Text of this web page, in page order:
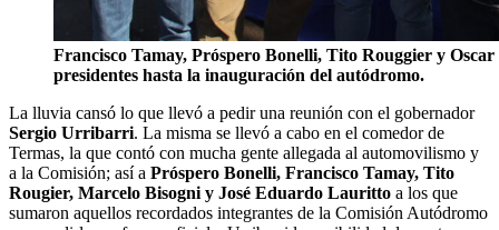
Francisco Tamay, Próspero Bonelli, Tito Rouggier y
presidentes hasta la inauguración del autódromo.
La lluvia cansó lo que llevó a pedir una reunión con el gobernador
Sergio Urribarri. La misma se llevó a cabo en el comedor de
Termas, la que contó con mucha gente allegada al automovilismo y
a la Comisión; así a Próspero Bonelli, Francisco Tamay, Tito
Rougier, Marcelo Bisogni y José Eduardo Lauritto a los que
sumaron aquellos recordados integrantes de la Comisión Autódromo